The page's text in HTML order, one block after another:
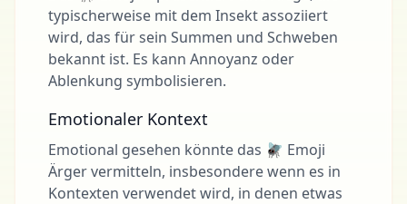
typischerweise mit dem Insekt assoziiert
wird, das für sein Summen und Schweben
bekannt ist. Es kann Annoyanz oder
Ablenkung symbolisieren.
Emotionaler Kontext
Emotional gesehen könnte das 🪰 Emoji
Ärger vermitteln, insbesondere wenn es in
Kontexten verwendet wird, in denen etwas